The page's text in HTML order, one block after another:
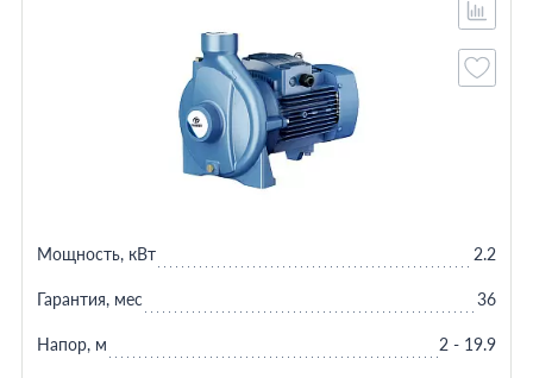
Мощность, кВт 2.2
Гарантия, мес 36
Напор, м 2 - 19.9